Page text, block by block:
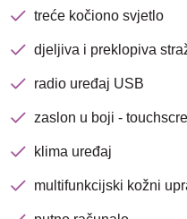
treće kočiono svjetlo
djeljiva i preklopiva
radio uređaj USB
zaslon u boji -
klima uređaj
multifunkcijski kožni
Nova
avenija